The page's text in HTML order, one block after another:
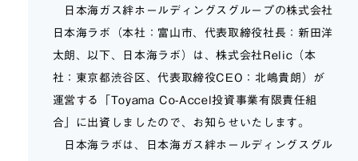
日本海ガス絆ホールディングスグループの株式会社
日本海ラボ（本社：富山市、代表取締役社長：新田洋
太朗、以下、日本海ラボ）は、株式会社Relic（本
社：東京都渋谷区、代表取締役CEO：北嶋貴朗）が
運営する「Toyama Co-Accel投資事業有限責任組
合」に出資しましたので、お知らせいたします。
日本海ラボは、日本海ガス絆ホールディングスグル